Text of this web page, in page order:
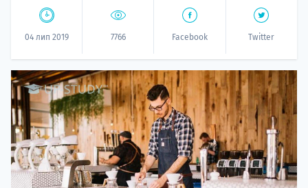
04 лип 2019 7766 Facebook Twitter